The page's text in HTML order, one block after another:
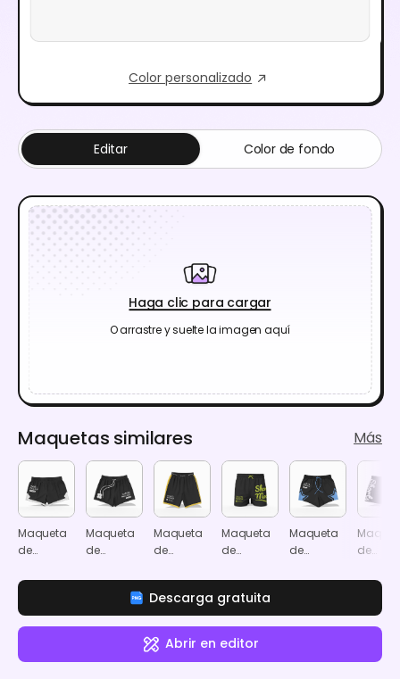
Color personalizado
Haga clic para cargar
O arrastre y suelte la imagen aquí
Editar Color de fondo
Maquetas similares Más
Maqueta
de
tipo jersey
Maqueta
de
de
baloncesto
Maqueta
de
tipo jersey
Maqueta
de
de malla
Maqueta
de
deportivos
de
cortos
Descarga gratuita
Abrir en editor